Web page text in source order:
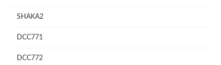
SHAKA2
DCC771
DCC772